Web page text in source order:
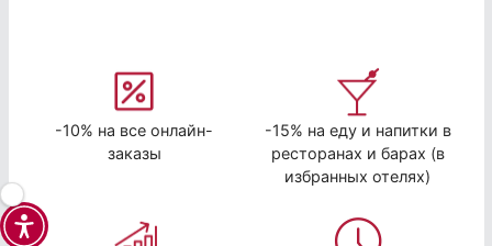
-10% на все онлайн-
заказы
-15% на еду и напитки в
ресторанах и барах (в
избранных отелях)